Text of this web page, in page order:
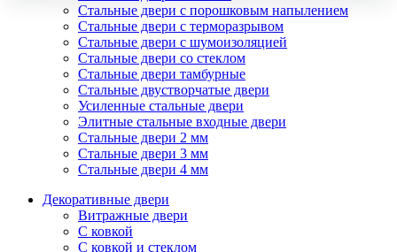
Стальные двери с порошковым напылением
Стальные двери с терморазрывом
Стальные двери с шумоизоляцией
Стальные двери со стеклом
Стальные двери тамбурные
Стальные двустворчатые двери
Усиленные стальные двери
Элитные стальные входные двери
Стальные двери 2 мм
Стальные двери 3 мм
Стальные двери 4 мм
Декоративные двери
Витражные двери
С ковкой
С ковкой и стеклом
использования систем аналитики (например,
Яндекс.Метрика), в соответствии с нашей
обработки персональных данных.
Если вы не хотите, чтобы ваши данные обрабатывались,
настройте ограничения в браузере или покиньте сайт.